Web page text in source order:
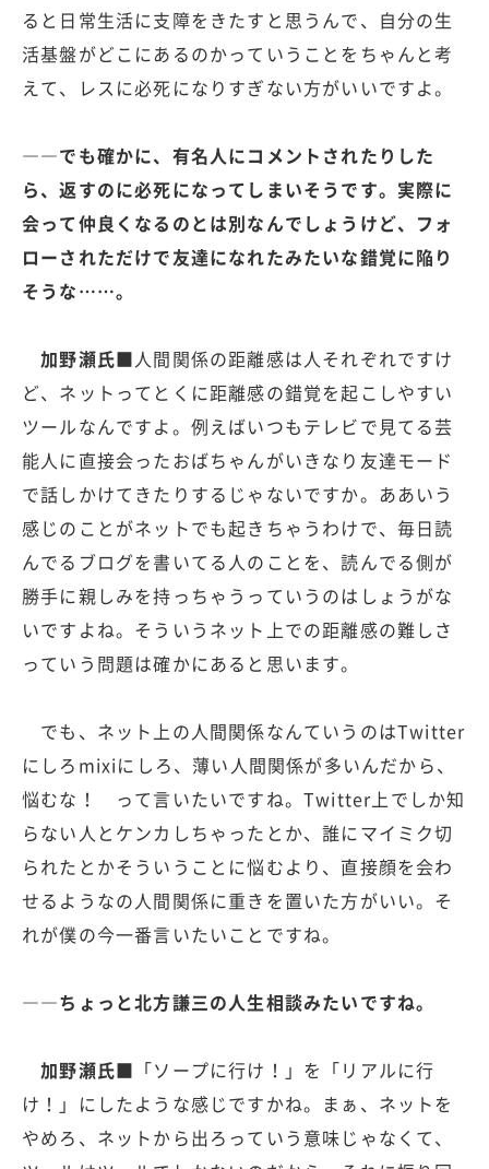
ると日常生活に支障をきたすと思うんで、自分の生
活基盤がどこにあるのかっていうことをちゃんと考
えて、レスに必死になりすぎない方がいいですよ。
――でも確かに、有名人にコメントされたりした
ら、返すのに必死になってしまいそうです。実際に
会って仲良くなるのとは別なんでしょうけど、フォ
ローされただけで友達になれたみたいな錯覚に陥り
そうな……。
加野瀬氏■人間関係の距離感は人それぞれですけ
ど、ネットってとくに距離感の錯覚を起こしやすい
ツールなんですよ。例えばいつもテレビで見てる芸
能人に直接会ったおばちゃんがいきなり友達モード
で話しかけてきたりするじゃないですか。ああいう
感じのことがネットでも起きちゃうわけで、毎日読
んでるブログを書いてる人のことを、読んでる側が
勝手に親しみを持っちゃうっていうのはしょうがな
いですよね。そういうネット上での距離感の難しさ
っていう問題は確かにあると思います。
でも、ネット上の人間関係なんていうのはTwitter
にしろmixiにしろ、薄い人間関係が多いんだから、
悩むな！ って言いたいですね。Twitter上でしか知
らない人とケンカしちゃったとか、誰にマイミク切
られたとかそういうことに悩むより、直接顔を会わ
せるようなの人間関係に重きを置いた方がいい。そ
れが僕の今一番言いたいことですね。
――ちょっと北方謙三の人生相談みたいですね。
加野瀬氏■ 「ソープに行け！」を「リアルに行
け！」にしたような感じですかね。まぁ、ネットを
やめろ、ネットから出ろっていう意味じゃなくて、